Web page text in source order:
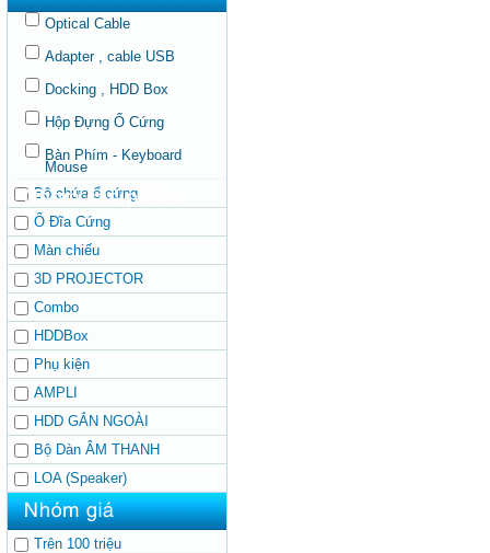
Optical Cable
Adapter , cable USB
Docking , HDD Box
Hộp Đựng Ổ Cứng
Bàn Phím - Keyboard
Mouse
Bộ chứa ổ cứng
Ổ Đĩa Cứng
Màn chiếu
3D PROJECTOR
Combo
HDDBox
Phụ kiện
AMPLI
HDD GẮN NGOÀI
Bộ Dàn ÂM THANH
LOA (Speaker)
Trên 100 triệu